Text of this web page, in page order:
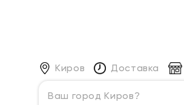
Киров
Ваш город Киров?
Доставка